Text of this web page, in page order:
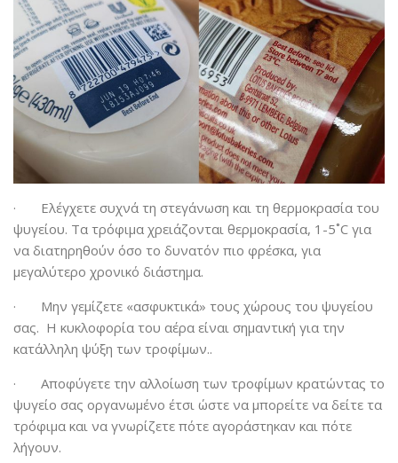
· Ελέγχετε συχνά τη στεγάνωση και τη θερμοκρασία του
ψυγείου. Τα τρόφιμα χρειάζονται θερμοκρασία, 1-5˚C για
να διατηρηθούν όσο το δυνατόν πιο φρέσκα, για
μεγαλύτερο χρονικό διάστημα.
· Μην γεμίζετε «ασφυκτικά» τους χώρους του ψυγείου
σας. Η κυκλοφορία του αέρα είναι σημαντική για την
κατάλληλη ψύξη των τροφίμων..
· Αποφύγετε την αλλοίωση των τροφίμων κρατώντας το
ψυγείο σας οργανωμένο έτσι ώστε να μπορείτε να δείτε τα
τρόφιμα και να γνωρίζετε πότε αγοράστηκαν και πότε
λήγουν.